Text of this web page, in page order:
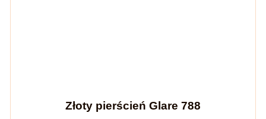
Złoty pierścień Glare 788